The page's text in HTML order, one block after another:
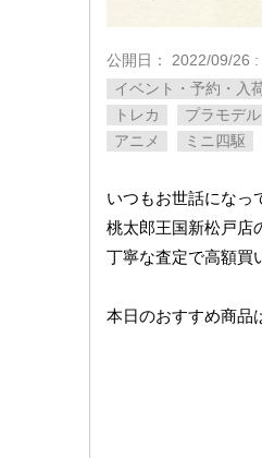
公開日： 2022/09/26 :
イベント・予約・入
トレカ
プラモデル
アニメ
ミニ四駆
いつもお世話になっ
桃太郎王国新松戸店
丁寧な査定で高額買
本日のおすすめ商品